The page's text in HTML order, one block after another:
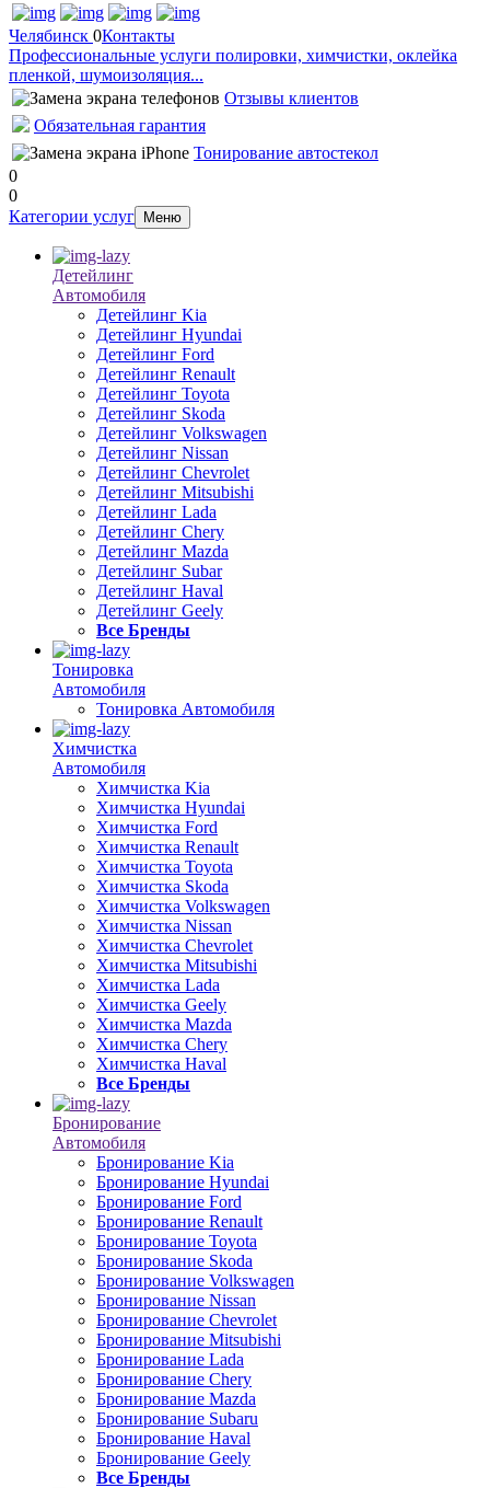
Челябинск 0Контакты
Профессиональные услуги полировки, химчистки, оклейка
пленкой, шумоизоляция...
Отзывы клиентов
Обязательная гарантия
Тонирование автостекол
0
0
Категории услуг
Меню
Детейлинг
Автомобиля
Детейлинг Kia
Детейлинг Hyundai
Детейлинг Ford
Детейлинг Renault
Детейлинг Toyota
Детейлинг Skoda
Детейлинг Volkswagen
Детейлинг Nissan
Детейлинг Chevrolet
Детейлинг Mitsubishi
Детейлинг Lada
Детейлинг Chery
Детейлинг Mazda
Детейлинг Subar
Детейлинг Haval
Детейлинг Geely
Все Бренды
Тонировка
Автомобиля
Тонировка Автомобиля
Химчистка
Автомобиля
Химчистка Kia
Химчистка Hyundai
Химчистка Ford
Химчистка Renault
Химчистка Toyota
Химчистка Skoda
Химчистка Volkswagen
Химчистка Nissan
Химчистка Chevrolet
Химчистка Mitsubishi
Химчистка Lada
Химчистка Geely
Химчистка Mazda
Химчистка Chery
Химчистка Haval
Все Бренды
Бронирование
Автомобиля
Бронирование Kia
Бронирование Hyundai
Бронирование Ford
Бронирование Renault
Бронирование Toyota
Бронирование Skoda
Бронирование Volkswagen
Бронирование Nissan
Бронирование Chevrolet
Бронирование Mitsubishi
Бронирование Lada
Бронирование Chery
Бронирование Mazda
Бронирование Subaru
Бронирование Haval
Бронирование Geely
Все Бренды